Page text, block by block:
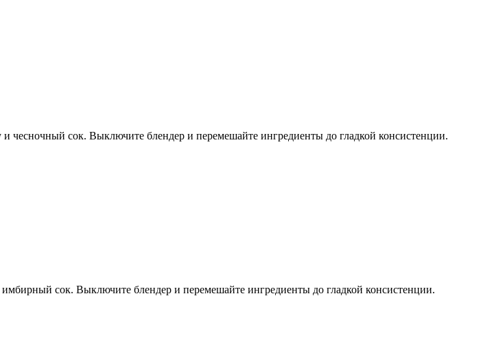
чесночный сок. Выключите блендер и перемешайте ингредиенты до гладкой консистенции.
сок. Выключите блендер и перемешайте ингредиенты до гладкой консистенции.